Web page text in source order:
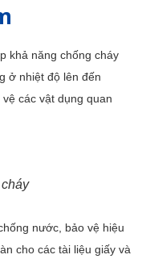
khả năng chống cháy
ở nhiệt độ lên đến
các vật dụng quan
nước, bảo vệ hiệu
cho các tài liệu giấy và